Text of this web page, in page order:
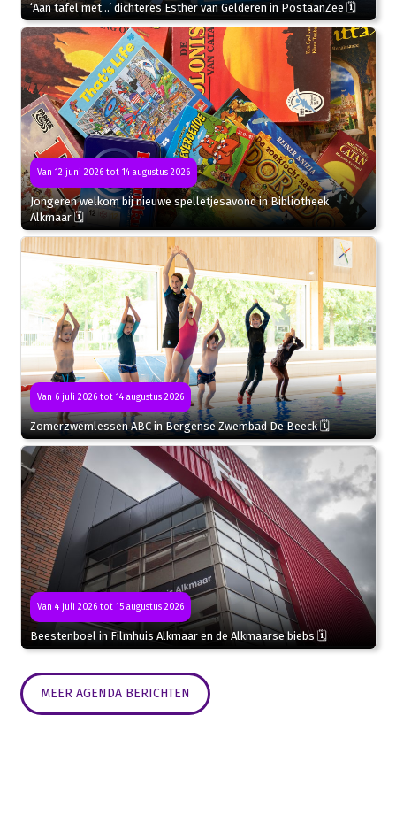
‘Aan tafel met…’ dichteres Esther van Gelderen in PostaanZee 🗓
Van 12 juni 2026 tot 14 augustus 2026
Jongeren welkom bij nieuwe spelletjesavond in Bibliotheek
Alkmaar 🗓
Van 6 juli 2026 tot 14 augustus 2026
Zomerzwemlessen ABC in Bergense Zwembad De Beeck 🗓
Van 4 juli 2026 tot 15 augustus 2026
Beestenboel in Filmhuis Alkmaar en de Alkmaarse biebs 🗓
MEER AGENDA BERICHTEN